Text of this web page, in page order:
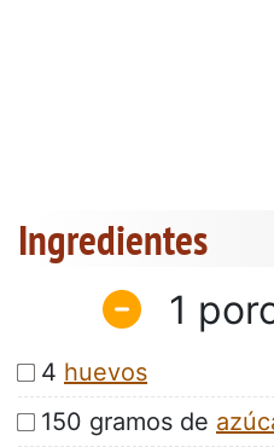
Ingredientes
1
4 huevos
150 gramos de